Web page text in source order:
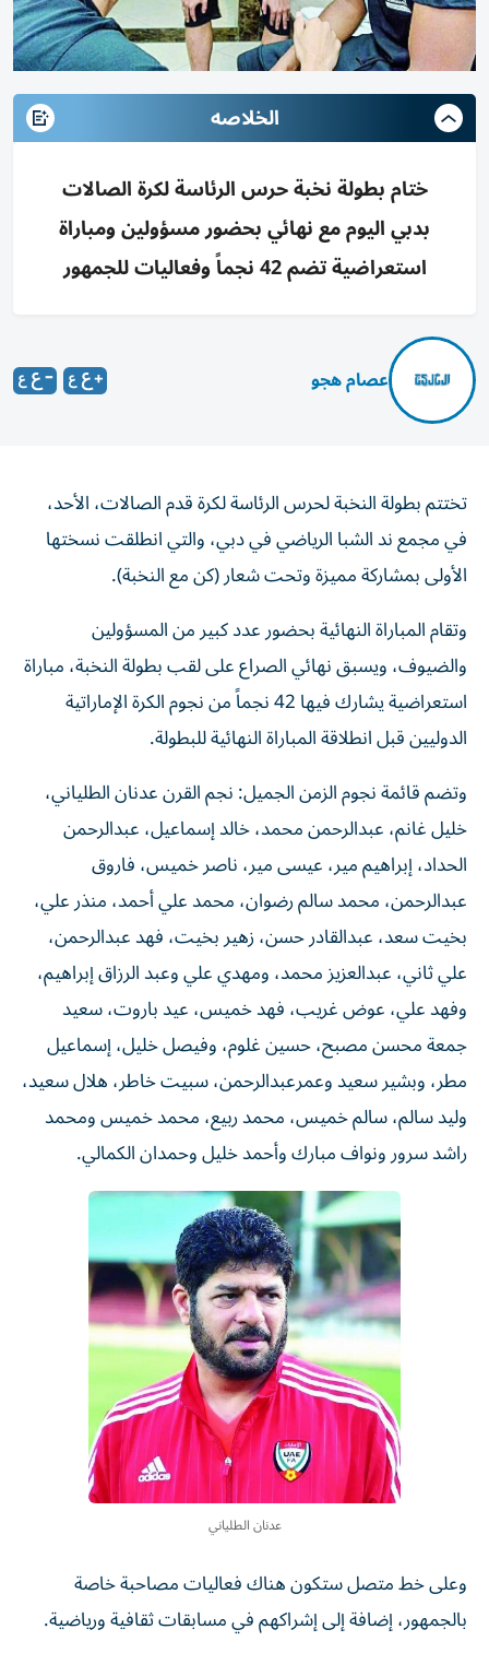
الخلاصه
ختام بطولة نخبة حرس الرئاسة لكرة الصالات
بدبي اليوم مع نهائي بحضور مسؤولين ومباراة
استعراضية تضم 42 نجماً وفعاليات للجمهور
عصام هجو
تختتم بطولة النخبة لحرس الرئاسة لكرة قدم الصالات، الأحد،
في مجمع ند الشبا الرياضي في دبي، والتي انطلقت نسختها
الأولى بمشاركة مميزة وتحت شعار (كن مع النخبة).
وتقام المباراة النهائية بحضور عدد كبير من المسؤولين
والضيوف، ويسبق نهائي الصراع على لقب بطولة النخبة، مباراة
استعراضية يشارك فيها 42 نجماً من نجوم الكرة الإماراتية
الدوليين قبل انطلاقة المباراة النهائية للبطولة.
وتضم قائمة نجوم الزمن الجميل: نجم القرن عدنان الطلياني،
خليل غانم، عبدالرحمن محمد، خالد إسماعيل، عبدالرحمن
الحداد، إبراهيم مير، عيسى مير، ناصر خميس، فاروق
عبدالرحمن، محمد سالم رضوان، محمد علي أحمد، منذر علي،
بخيت سعد، عبدالقادر حسن، زهير بخيت، فهد عبدالرحمن،
علي ثاني، عبدالعزيز محمد، ومهدي علي وعبد الرزاق إبراهيم،
وفهد علي، عوض غريب، فهد خميس، عيد باروت، سعيد
جمعة محسن مصبح، حسين غلوم، وفيصل خليل، إسماعيل
مطر، وبشير سعيد وعمرعبدالرحمن، سبيت خاطر، هلال سعيد،
وليد سالم، سالم خميس، محمد ربيع، محمد خميس ومحمد
راشد سرور ونواف مبارك وأحمد خليل وحمدان الكمالي.
عدنان الطلياني
وعلى خط متصل ستكون هناك فعاليات مصاحبة خاصة
بالجمهور، إضافة إلى إشراكهم في مسابقات ثقافية ورياضية.